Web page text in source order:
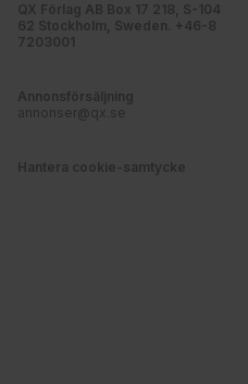
QX Förlag AB Box 17 218, S-104
62 Stockholm, Sweden. +46-8
7203001
Annonsförsäljning
annonser@qx.se
Hantera cookie-samtycke